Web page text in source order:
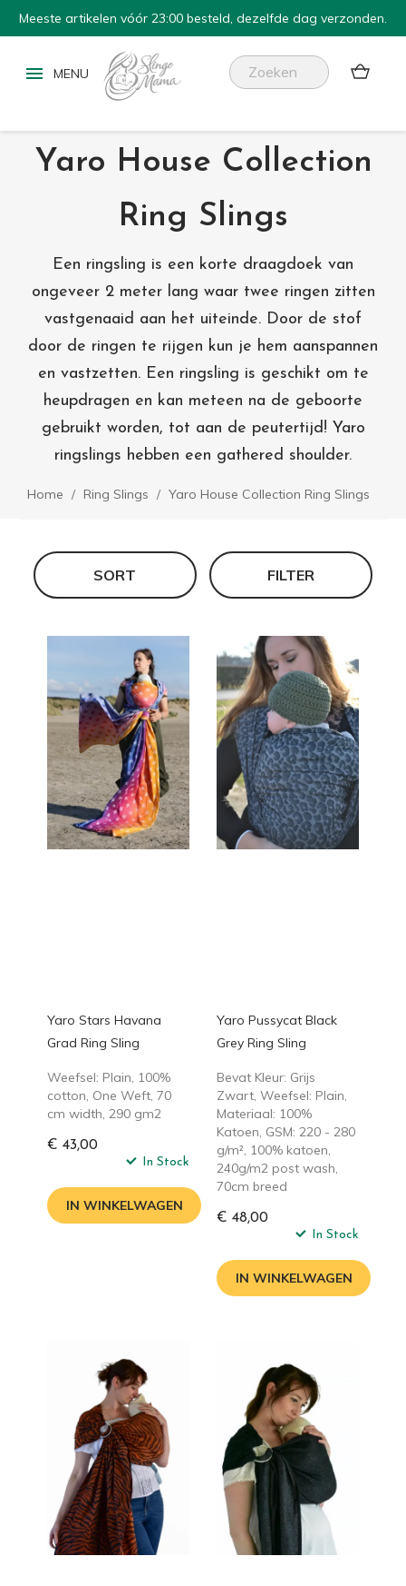
Meeste artikelen vóór 23:00 besteld, dezelfde dag verzonden.

Yaro House Collection
Ring Slings
Een ringsling is een korte draagdoek van
ongeveer 2 meter lang waar twee ringen zitten
vastgenaaid aan het uiteinde. Door de stof
door de ringen te rijgen kun je hem aanspannen
en vastzetten. Een ringsling is geschikt om te
heupdragen en kan meteen na de geboorte
gebruikt worden, tot aan de peutertijd! Yaro
ringslings hebben een gathered shoulder.
Home Ring Slings Yaro House Collection Ring Slings
SORT FILTER
Yaro Stars Havana
Grad Ring Sling
Weefsel: Plain, 100%
cotton, One Weft, 70
cm width, 290 gm2
€ 43,00
In Stock
IN WINKELWAGEN
Yaro Pussycat Black
Grey Ring Sling
Bevat Kleur: Grijs
Zwart, Weefsel: Plain,
Materiaal: 100%
Katoen, GSM: 220 - 280
g/m², 100% katoen,
240g/m2 post wash,
70cm breed
€ 48,00
In Stock
IN WINKELWAGEN